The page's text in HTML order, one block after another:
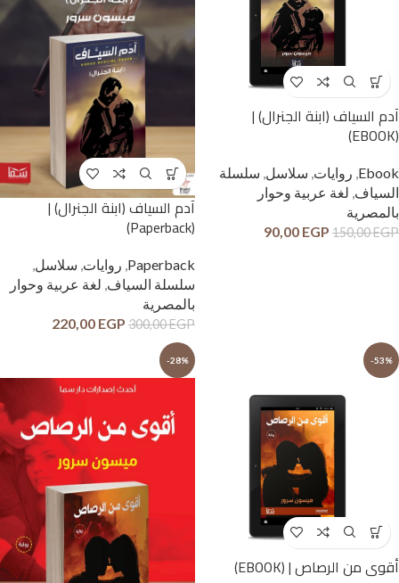
آدم السياف (ابنة الجنرال) |
(EBOOK)
Ebook
, روايات, سلاسل, سلسلة
السياف, لغة عربية وحوار
بالمصرية
150,00EGP
90,00 EGP
آدم السياف (ابنة الجنرال) |
(Paperback)
Paperback
, روايات, سلاسل,
سلسلة السياف, لغة عربية وحوار
بالمصرية
300,00EGP
220,00 EGP
-53%
أقوى من الرصاص | (EBOOK)
-28%